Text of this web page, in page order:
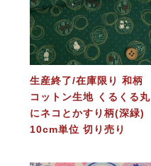
生産終了/在庫限り 和柄
コットン生地 くるくる丸
にネコとかすり柄(深緑)
10cm単位 切り売り